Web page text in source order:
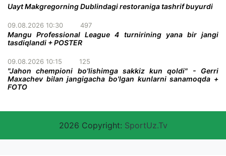
Uayt Makgregorning Dublindagi restoraniga tashrif buyurdi
09.08.2026 10:30 497
Mangu Professional League 4 turnirining yana bir jangi
tasdiqlandi + POSTER
09.08.2026 10:15 125
"Jahon chempioni bo'lishimga sakkiz kun qoldi" - Gerri
Maxachev bilan jangigacha bo'lgan kunlarni sanamoqda +
FOTO
2026 Copyright: SportUz.Tv